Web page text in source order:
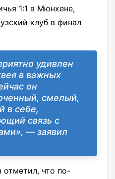
1:1 в Мюнхене,
клуб в финал
удивлен
в важных
он
смелый,
в себе,
связь с
— заявил
отметил, что по-